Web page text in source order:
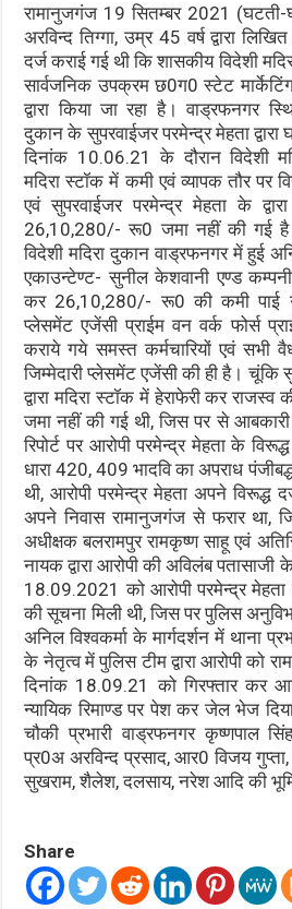
रामानुजगंज 19 सितम्बर 2021 (घटती-
अरविन्द तिग्गा, उम्र 45 वर्ष द्वारा
दर्ज कराई गई थी कि शासकीय विदेशी
सार्वजनिक उपक्रम छ0ग0 स्टेट मार्केटिंग
द्वारा किया जा रहा है। वाड्रफनगर
दुकान के सुपरवाईजर परमेन्द्र मेहता
दिनांक 10.06.21 के दौरान विदेशी
मदिरा स्टॉक में कमी एवं व्यापक तौर पर
एवं सुपरवाईजर परमेन्द्र मेहता के
26,10,280/- रू0 जमा नहीं की गई
विदेशी मदिरा दुकान वाड्रफनगर में हुई
एकाउन्टेण्ट- सुनील केशवानी एण्ड
कर 26,10,280/- रू0 की कमी पाई
प्लेसमेंट एजेंसी प्राईम वन वर्क फोर्स
कराये गये समस्त कर्मचारियों एवं सभी
जिम्मेदारी प्लेसमेंट एजेंसी की ही है। चूंकि
द्वारा मदिरा स्टॉक में हेराफेरी कर
जमा नहीं की गई थी, जिस पर से आबकारी
रिपोर्ट पर आरोपी परमेन्द्र मेहता के
धारा 420, 409 भादवि का अपराध
थी, आरोपी परमेन्द्र मेहता अपने विरूद्ध
अपने निवास रामानुजगंज से फरार था,
अधीक्षक बलरामपुर रामकृष्ण साहू एवं
नायक द्वारा आरोपी की अविलंब
18.09.2021 को आरोपी परमेन्द्र
की सूचना मिली थी, जिस पर पुलिस
अनिल विश्वकर्मा के मार्गदर्शन में थाना
के नेतृत्व में पुलिस टीम द्वारा आरोपी को
दिनांक 18.09.21 को गिरफ्तार कर
न्यायिक रिमाण्ड पर पेश कर जेल भेज
चौकी प्रभारी वाड्रफनगर कृष्णपाल
प्र0अ अरविन्द प्रसाद, आर0 विजय
सुखराम, शैलेश, दलसाय, नरेश आदि की
Share